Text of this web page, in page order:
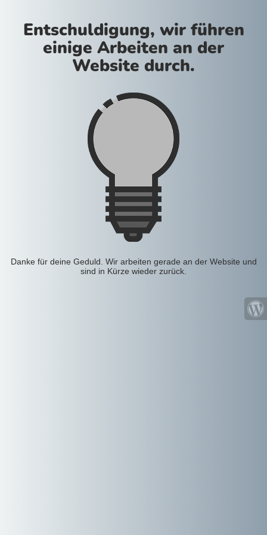
Entschuldigung, wir führen
einige Arbeiten an der
Website durch.
Danke für deine Geduld. Wir arbeiten gerade an der Website und
sind in Kürze wieder zurück.